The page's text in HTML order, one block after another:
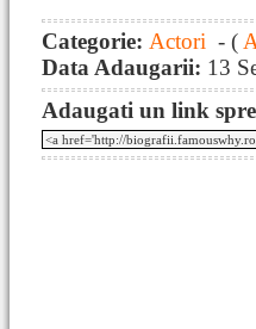
Categorie: Actori - (
Data Adaugarii: 13
Adaugati un link